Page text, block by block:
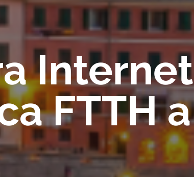
Internet
FTTH a